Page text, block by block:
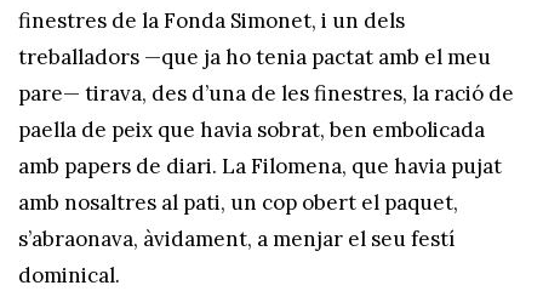
finestres de la Fonda Simonet, i un dels
treballadors —que ja ho tenia pactat amb el meu
pare— tirava, des d’una de les finestres, la ració de
paella de peix que havia sobrat, ben embolicada
amb papers de diari. La Filomena, que havia pujat
amb nosaltres al pati, un cop obert el paquet,
s’abraonava, àvidament, a menjar el seu festí
dominical.